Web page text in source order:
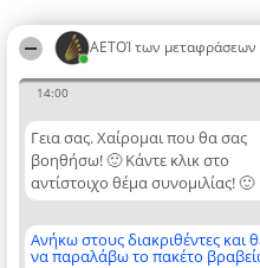
ΑΕΤΟΊ των μεταφράσεων
14:00
Γεια σας. Χαίρομαι που θα σας
βοηθήσω! 🙂 Κάντε κλικ στο
αντίστοιχο θέμα συνομιλίας! 🙂
Ανήκω στους διακριθέντες και
να παραλάβω το πακέτο